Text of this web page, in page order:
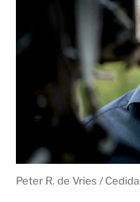
Peter R. de Vries / Cedida